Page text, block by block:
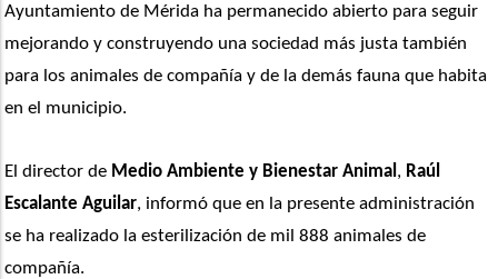
Ayuntamiento de Mérida ha permanecido abierto para seguir
mejorando y construyendo una sociedad más justa también
para los animales de compañía y de la demás fauna que habita
en el municipio.
El director de Medio Ambiente y Bienestar Animal , Raúl
Escalante Aguilar, informó que en la presente administración
se ha realizado la esterilización de mil 888 animales de
compañía.